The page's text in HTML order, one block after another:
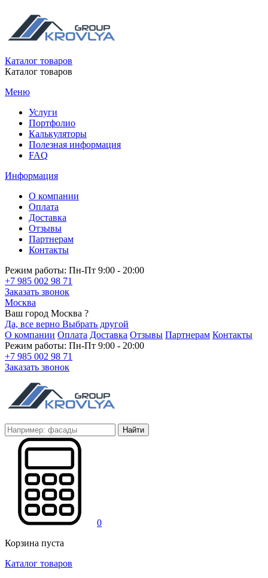
Каталог товаров
Каталог товаров
Меню
Услуги
Портфолио
Калькуляторы
Полезная информация
FAQ
Информация
О компании
Оплата
Доставка
Отзывы
Партнерам
Контакты
Режим работы: Пн-Пт 9:00 - 20:00
+7 985 002 98 71
Заказать звонок
Москва
Ваш город Москва ?
Да, все верно Выбрать другой
О компании Оплата Доставка Отзывы Партнерам Контакты
Режим работы: Пн-Пт 9:00 - 20:00
+7 985 002 98 71
Заказать звонок
Найти
0
Корзина пуста
Каталог товаров